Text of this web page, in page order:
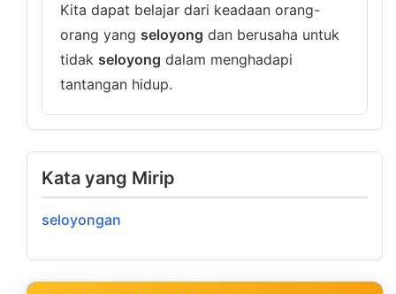
Kita dapat belajar dari keadaan orang-
orang yang seloyong dan berusaha untuk
tidak seloyong dalam menghadapi
tantangan hidup.
Kata yang Mirip
seloyongan